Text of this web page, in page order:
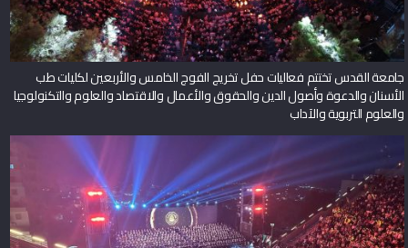
جامعة القدس تختتم فعاليات حفل تخريج الفوج الخامس والأربعين لكليات طب
الأسنان والدعوة وأصول الدين والحقوق والأعمال والاقتصاد والعلوم والتكنولوجيا
والعلوم التربوية والآداب